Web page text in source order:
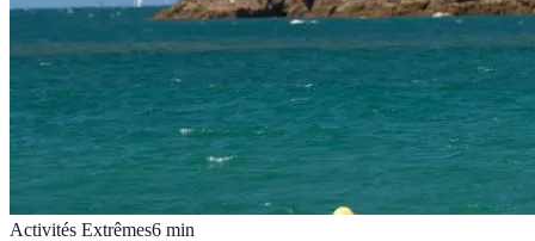
Activités Extrêmes6 min